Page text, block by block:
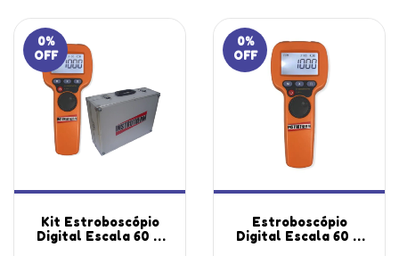
0%
OFF
Kit Estroboscópio
Digital Escala 60 A
0%
OFF
Estroboscópio
Digital Escala 60 A